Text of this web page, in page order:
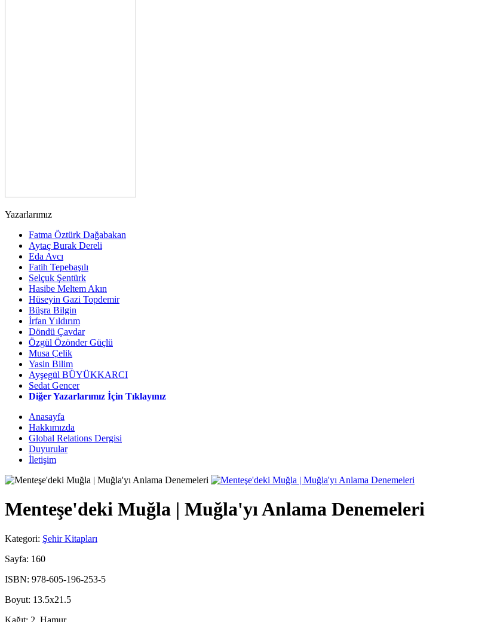
Yazarlarımız
Fatma Öztürk Dağabakan
Aytaç Burak Dereli
Eda Avcı
Fatih Tepebaşılı
Selçuk Şentürk
Hasibe Meltem Akın
Hüseyin Gazi Topdemir
Büşra Bilgin
İrfan Yıldırım
Döndü Çavdar
Özgül Özönder Güçlü
Musa Çelik
Yasin Bilim
Ayşegül BÜYÜKKARCI
Sedat Gencer
Diğer Yazarlarımız İçin Tıklayınız
Anasayfa
Hakkımızda
Global Relations Dergisi
Duyurular
İletişim
Menteşe'deki Muğla | Muğla'yı Anlama Denemeleri
Kategori: Şehir Kitapları
Sayfa: 160
ISBN: 978-605-196-253-5
Boyut: 13.5x21.5
Kağıt: 2. Hamur